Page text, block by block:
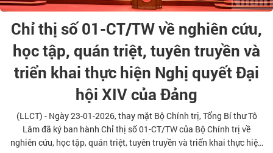
Chỉ thị số 01-CT/TW về nghiên cứu,
học tập, quán triệt, tuyên truyền và
triển khai thực hiện Nghị quyết Đại
hội XIV của Đảng
(LLCT) - Ngày 23-01-2026, thay mặt Bộ Chính trị, Tổng Bí thư Tô
Lâm đã ký ban hành Chỉ thị số 01-CT/TW của Bộ Chính trị về
nghiên cứu, học tập, quán triệt, tuyên truyền và triển khai thực hiện